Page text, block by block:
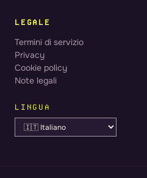
LEGALE
Termini di servizio
Privacy
Cookie policy
Note legali
LINGUA